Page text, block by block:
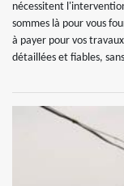
nécessitent
sommes là pour vous
à payer pour vos
détaillées et fiables,